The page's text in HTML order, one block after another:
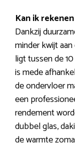
Kan ik
Dankzij
minder kwijt
ligt tussen de
is mede
de ondervloer
een
rendement
dubbel glas,
de warmte